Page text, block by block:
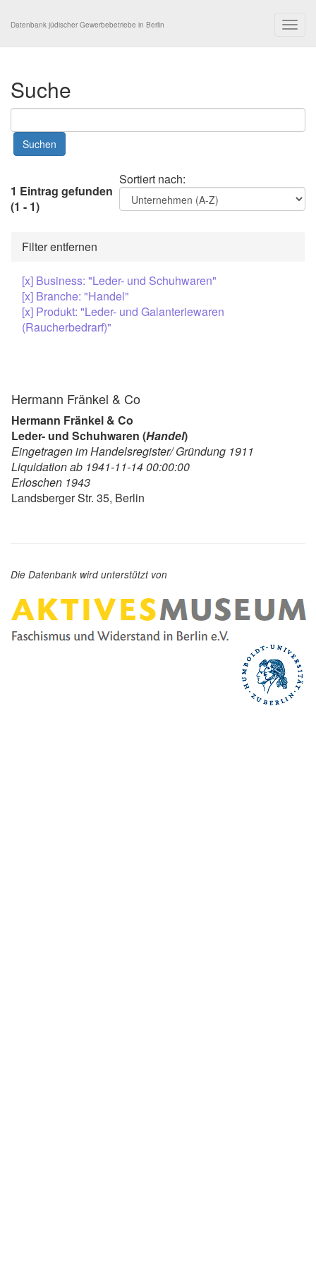
Datenbank jüdischer Gewerbebetriebe in Berlin
Suche
Sortiert nach:
1 Eintrag gefunden
(1 - 1)
Filter entfernen
[x] Business: "Leder- und Schuhwaren"
[x] Branche: "Handel"
[x] Produkt: "Leder- und Galanteriewaren
(Raucherbedrarf)"
Hermann Fränkel & Co
Hermann Fränkel & Co
Leder- und Schuhwaren (Handel)
Eingetragen im Handelsregister/ Gründung 1911
Liquidation ab 1941-11-14 00:00:00
Erloschen 1943
Landsberger Str. 35, Berlin
Die Datenbank wird unterstützt von